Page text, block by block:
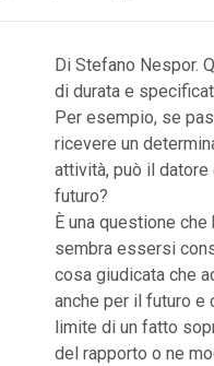
Di Stefano Nespor.
di durata e
Per esempio, se
ricevere un
attività, può il
futuro?
È una questione
sembra essersi
cosa giudicata che
anche per il futuro e
limite di un fatto
del rapporto o ne